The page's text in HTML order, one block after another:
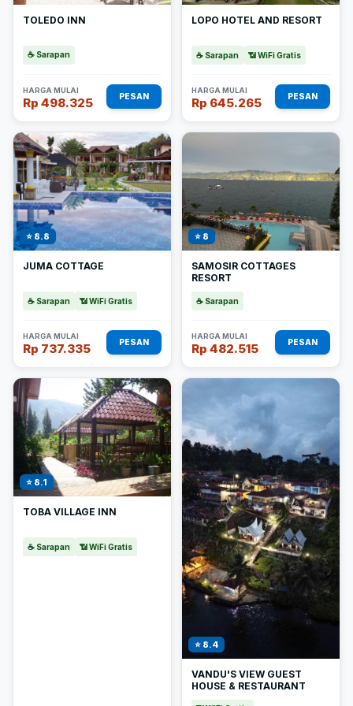
TOLEDO INN
☕ Sarapan
HARGA MULAI
Rp 498.325 PESAN
LOPO HOTEL AND RESORT
☕ Sarapan 📶 WiFi Gratis
HARGA MULAI
Rp 645.265 PESAN
⭐ 8.8
JUMA COTTAGE
☕ Sarapan 📶 WiFi Gratis
HARGA MULAI
Rp 737.335 PESAN
⭐ 8
SAMOSIR COTTAGES
RESORT
☕ Sarapan
HARGA MULAI
Rp 482.515 PESAN
⭐ 8.1
TOBA VILLAGE INN
☕ Sarapan 📶 WiFi Gratis
⭐ 8.4
VANDU'S VIEW GUEST
HOUSE & RESTAURANT